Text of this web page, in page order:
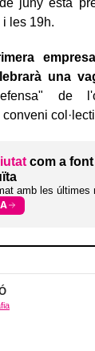
juny està
les 19h.
una
de
com a
amb les